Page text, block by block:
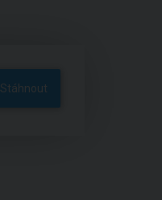
Stáhnout